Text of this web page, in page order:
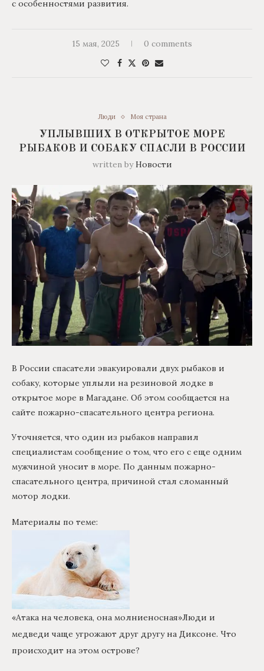
с особенностями развития.
15 мая, 2025 0 comments
Люди Моя страна
УПЛЫВШИХ В ОТКРЫТОЕ МОРЕ
РЫБАКОВ И СОБАКУ СПАСЛИ В РОССИИ
written byНовости
В России спасатели эвакуировали двух рыбаков и
собаку, которые уплыли на резиновой лодке в
открытое море в Магадане. Об этом сообщается на
сайте пожарно-спасательного центра региона.
Уточняется, что один из рыбаков направил
специалистам сообщение о том, что его с еще одним
мужчиной уносит в море. По данным пожарно-
спасательного центра, причиной стал сломанный
мотор лодки.
Материалы по теме:
«Атака на человека, она молниеносная»Люди и
медведи чаще угрожают друг другу на Диксоне. Что
происходит на этом острове?